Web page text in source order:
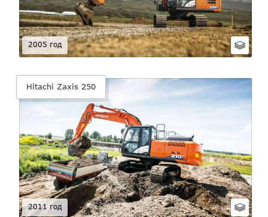
2005 год
Hitachi Zaxis 250
2011 год